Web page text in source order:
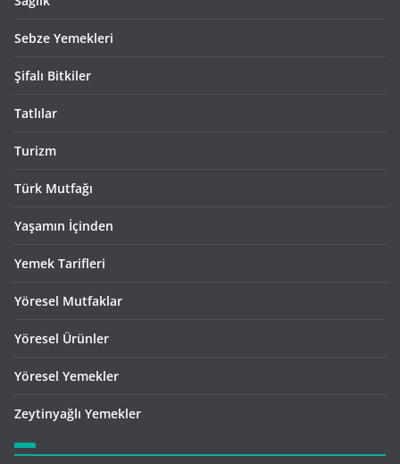
Sebze Yemekleri
Şifalı Bitkiler
Tatlılar
Turizm
Türk Mutfağı
Yaşamın İçinden
Yemek Tarifleri
Yöresel Mutfaklar
Yöresel Ürünler
Yöresel Yemekler
Zeytinyağlı Yemekler